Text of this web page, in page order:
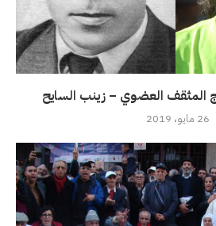
المثقف العضوي – زينب السايح
26 مايو، 2019